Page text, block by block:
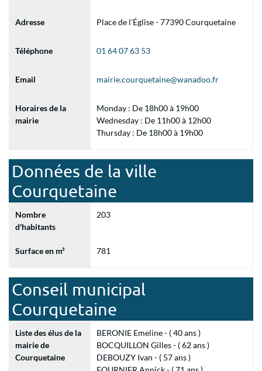
Adresse Place de l'Église - 77390 Courquetaine
Téléphone 01 64 07 63 53
Email mairie.courquetaine@wanadoo.fr
Horaires de la
mairie
Monday : De 18h00 à 19h00
Wednesday : De 11h00 à 12h00
Thursday : De 18h00 à 19h00
Données de la ville
Courquetaine
Nombre
d'habitants
203
Surface en m² 781
Conseil municipal
Courquetaine
Liste des élus de la
mairie de
Courquetaine
BERONIE Emeline - ( 40 ans )
BOCQUILLON Gilles - ( 62 ans )
DEBOUZY Ivan - ( 57 ans )